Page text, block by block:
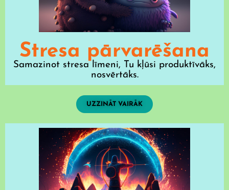
Stresa pārvarēšana
Samazinot stresa līmeni, Tu kļūsi produktīvāks,
nosvērtāks.
UZZINĀT VAIRĀK